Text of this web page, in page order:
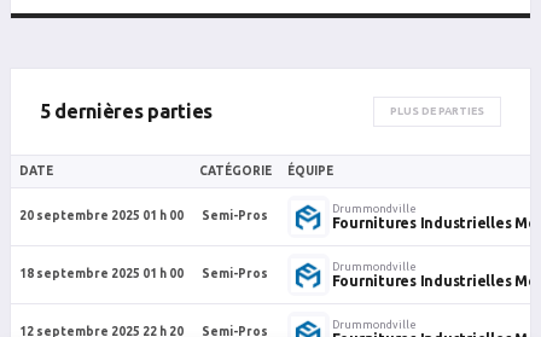
5 dernières parties PLUS DE PARTIES
DATE CATÉGORIE ÉQUIPE
20 septembre 2025 01 h 00 Semi-Pros
Drummondville
Fournitures Industrielles
18 septembre 2025 01 h 00 Semi-Pros
Drummondville
Fournitures Industrielles
12 septembre 2025 22 h 20 Semi-Pros
Drummondville